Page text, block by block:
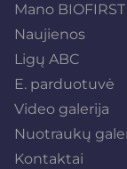
Mano
Naujienos
Ligų ABC
E. parduotuvė
Video galerija
Nuotraukų
Kontaktai